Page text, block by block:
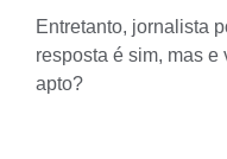
Entretanto, jornalista
resposta é sim, mas e
apto?